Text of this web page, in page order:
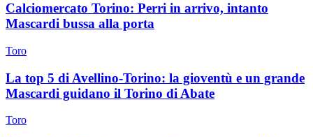
Calciomercato Torino: Perri in arrivo, intanto
Mascardi bussa alla porta
Toro
La top 5 di Avellino-Torino: la gioventù e un grande
Mascardi guidano il Torino di Abate
Toro